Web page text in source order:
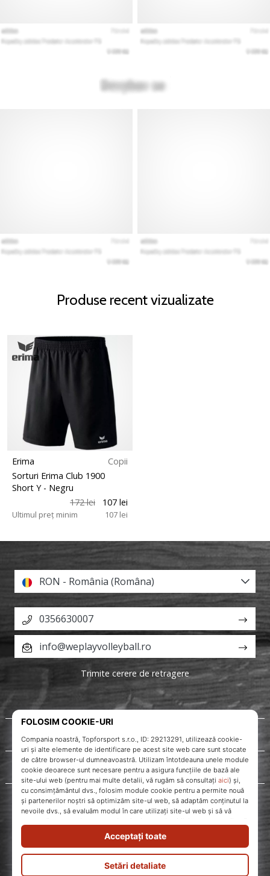
Produse recent vizualizate
Erima
Copii
Sorturi Erima Club 1900
Short Y - Negru
172 lei
107 lei
Ultimul preț minim 107 lei
WePlayVolleyball.ro
Despre noi
Servicii clienți
RON - România (Româna)
0356630007
info@weplayvolleyball.ro
Trimite cerere de retragere